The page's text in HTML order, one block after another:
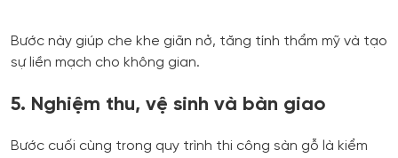
Bước này giúp che khe giãn nở, tăng tính thẩm mỹ và tạo
sự liền mạch cho không gian.
5. Nghiệm thu, vệ sinh và bàn giao
Bước cuối cùng trong quy trình thi công sàn gỗ là kiểm